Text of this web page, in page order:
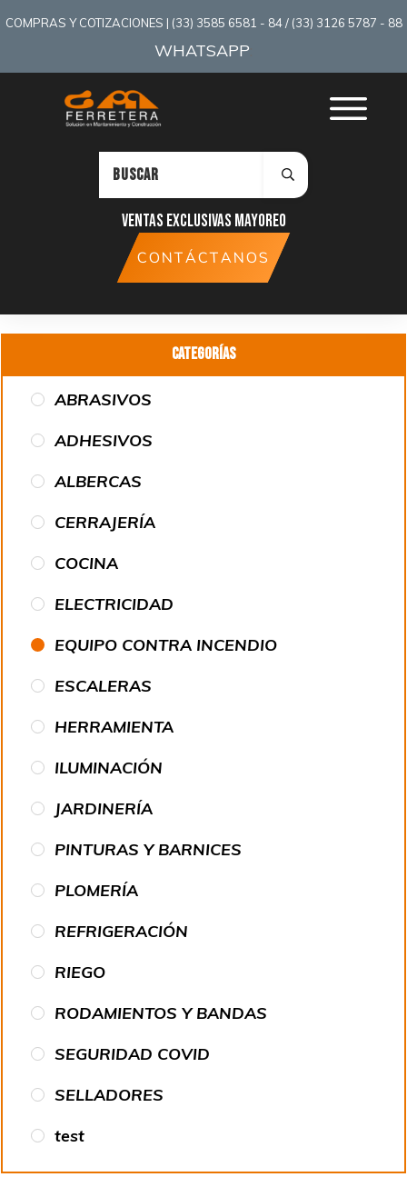
COMPRAS Y COTIZACIONES | (33) 3585 6581 - 84 / (33) 3126 5787 - 88
WHATSAPP
Ventas exclusivas mayoreo
CONTÁCTANOS
Categorías
ABRASIVOS
ADHESIVOS
ALBERCAS
CERRAJERÍA
COCINA
ELECTRICIDAD
EQUIPO CONTRA INCENDIO
ESCALERAS
HERRAMIENTA
ILUMINACIÓN
JARDINERÍA
PINTURAS Y BARNICES
PLOMERÍA
REFRIGERACIÓN
RIEGO
RODAMIENTOS Y BANDAS
SEGURIDAD COVID
SELLADORES
test